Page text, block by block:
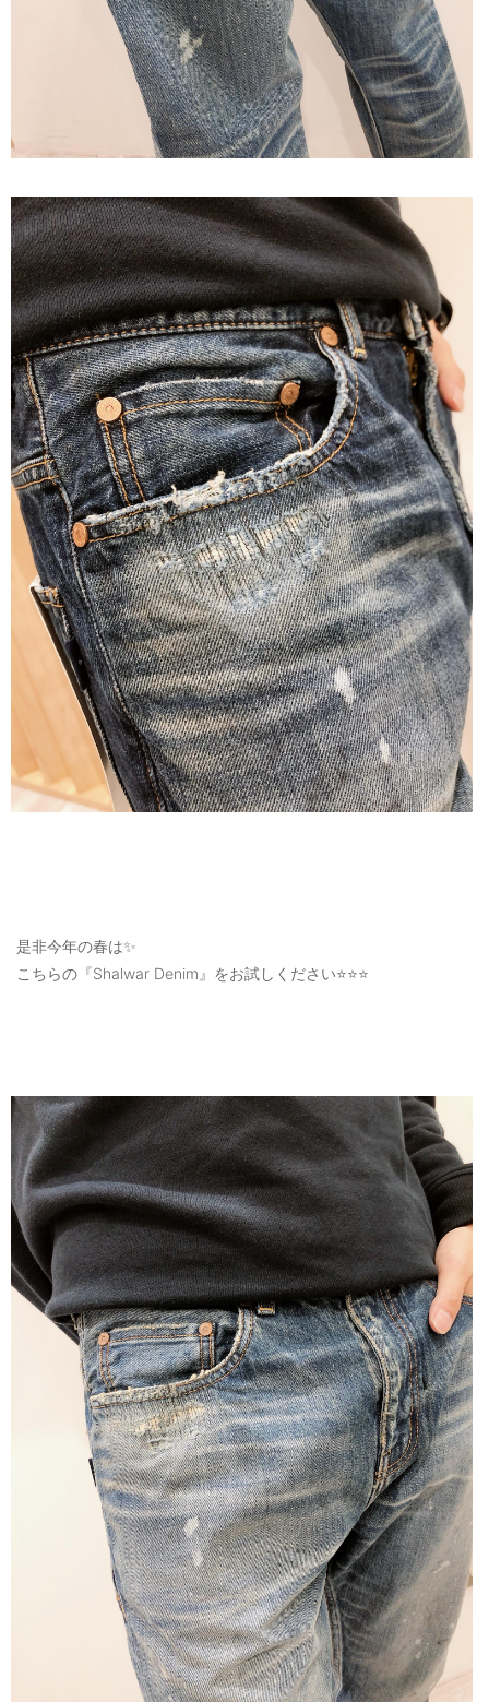
是非今年の春は✨
こちらの『Shalwar Denim』をお試しください⭐️⭐️⭐️